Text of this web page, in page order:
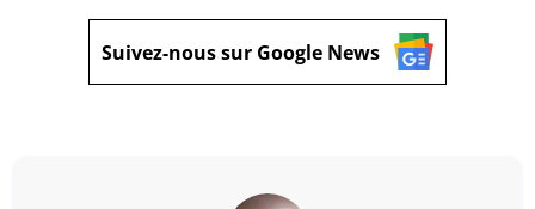
Suivez-nous sur Google News